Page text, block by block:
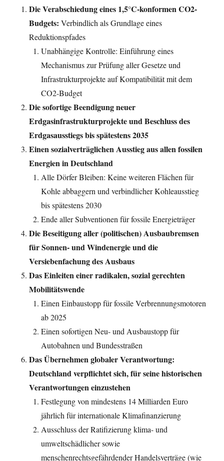
Die Verabschiedung eines 1,5°C-konformen CO2-
Budgets:Verbindlich als Grundlage eines
Reduktionspfades
Unabhängige Kontrolle: Einführung eines
Mechanismus zur Prüfung aller Gesetze und
Infrastrukturprojekte auf Kompatibilität mit dem
CO2-Budget
Die sofortige Beendigung neuer
Erdgasinfrastrukturprojekte und Beschluss des
Erdgasausstiegs bis spätestens 2035
Einen sozialverträglichen Ausstieg aus allen fossilen
Energien in Deutschland
Alle Dörfer Bleiben: Keine weiteren Flächen für
Kohle abbaggern und verbindlicher Kohleausstieg
bis spätestens 2030
Ende aller Subventionen für fossile Energieträger
Die Beseitigung aller (politischen) Ausbaubremsen
für Sonnen- und Windenergie und die
Versiebenfachung des Ausbaus
Das Einleiten einer radikalen, sozial gerechten
Mobilitätswende
Einen Einbaustopp für fossile Verbrennungsmotoren
ab 2025
Einen sofortigen Neu- und Ausbaustopp für
Autobahnen und Bundesstraßen
Das Übernehmen globaler Verantwortung:
Deutschland verpflichtet sich, für seine historischen
Verantwortungen einzustehen
Festlegung von mindestens 14 Milliarden Euro
jährlich für internationale Klimafinanzierung
Ausschluss der Ratifizierung klima- und
umweltschädlicher sowie
menschenrechtsgefährdender Handelsverträge (wie